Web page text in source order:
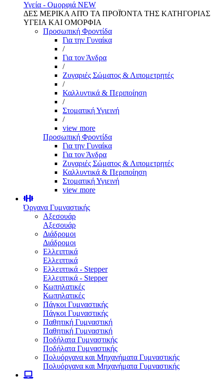
Υγεία - Ομορφιά NEW
ΔΕΣ ΜΕΡΙΚΑ ΑΠΌ ΤΑ ΠΡΟΪΌΝΤΑ ΤΗΣ ΚΑΤΗΓΟΡΙΑΣ
ΥΓΕΙΑ ΚΑΙ ΟΜΟΡΦΙΑ
Προσωπική Φροντίδα
Για την Γυναίκα
/
Για τον Άνδρα
/
Ζυγαριές Σώματος & Λιπομετρητές
/
Καλλυντικά & Περιποίηση
/
Στοματική Υγιεινή
/
view more
Προσωπική Φροντίδα
Για την Γυναίκα
Για τον Άνδρα
Ζυγαριές Σώματος & Λιπομετρητές
Καλλυντικά & Περιποίηση
Στοματική Υγιεινή
view more
Όργανα Γυμναστικής
Αξεσουάρ
Αξεσουάρ
Διάδρομοι
Διάδρομοι
Ελλειπτικά
Ελλειπτικά
Ελλειπτικά - Stepper
Ελλειπτικά - Stepper
Κωπηλατικές
Κωπηλατικές
Πάγκοι Γυμναστικής
Πάγκοι Γυμναστικής
Παθητική Γυμναστική
Παθητική Γυμναστική
Ποδήλατα Γυμναστικής
Ποδήλατα Γυμναστικής
Πολυόργανα και Μηχανήματα Γυμναστικής
Πολυόργανα και Μηχανήματα Γυμναστικής